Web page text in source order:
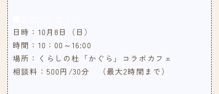
日時：10月8日（日）
時間：10：00～16:00
場所：くらしの杜「かぐら」コラボカフェ
相談料：500円/30分 （最大2時間まで）